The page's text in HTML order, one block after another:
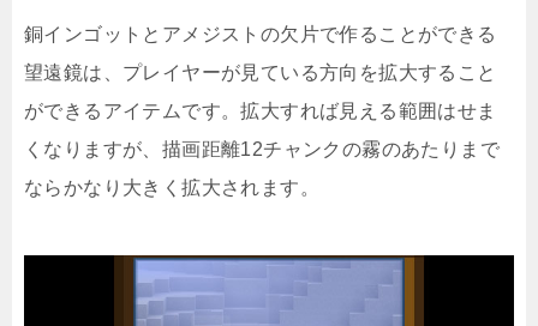
銅インゴットとアメジストの欠片で作ることができる
望遠鏡は、プレイヤーが見ている方向を拡大すること
ができるアイテムです。拡大すれば見える範囲はせま
くなりますが、描画距離12チャンクの霧のあたりまで
ならかなり大きく拡大されます。